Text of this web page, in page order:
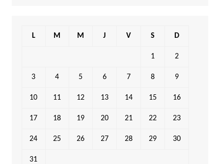
L M M J V S D
1 2
3 4 5 6 7 8 9
10 11 12 13 14 15 16
17 18 19 20 21 22 23
24 25 26 27 28 29 30
31